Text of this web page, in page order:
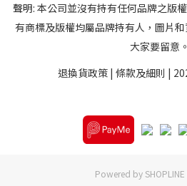
聲明: 本公司並沒有持有任何品牌之版
有商標及版權均屬品牌持有人，圖片
大家要留意。
退換貨政策 | 條款及細則 |
Powered by